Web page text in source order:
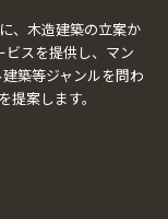
、木造建築の立案か
ビスを提供し、マン
築等ジャンルを問わ
提案します。